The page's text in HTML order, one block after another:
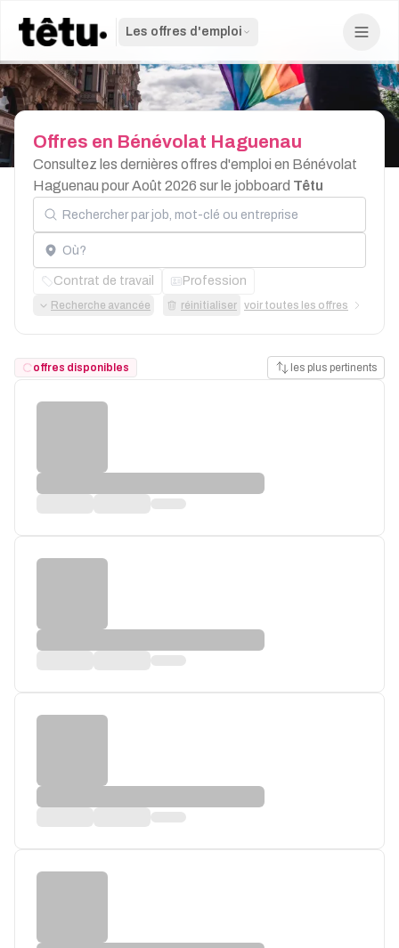
Les offres d'emploi
Offres en Bénévolat Haguenau
Consultez les dernières offres d'emploi en Bénévolat
Haguenau pour Août 2026 sur le jobboard Têtu
Rechercher par job, mot-clé ou entreprise
Localisation
Contrat de travail Profession
Recherche avancée réinitialiser voir toutes les offres
offres disponibles les plus pertinents